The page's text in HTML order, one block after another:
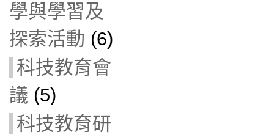
學與學習及
探索活動 (6)
科技教育會
議 (5)
科技教育研